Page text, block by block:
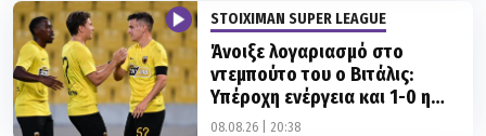
STOIXIMAN SUPER LEAGUE
Άνοιξε λογαριασμό στο
ντεμπούτο του ο Βιτάλις:
Υπέροχη ενέργεια και 1-0 η
ΑΕΚ!
08.08.26 | 20:38